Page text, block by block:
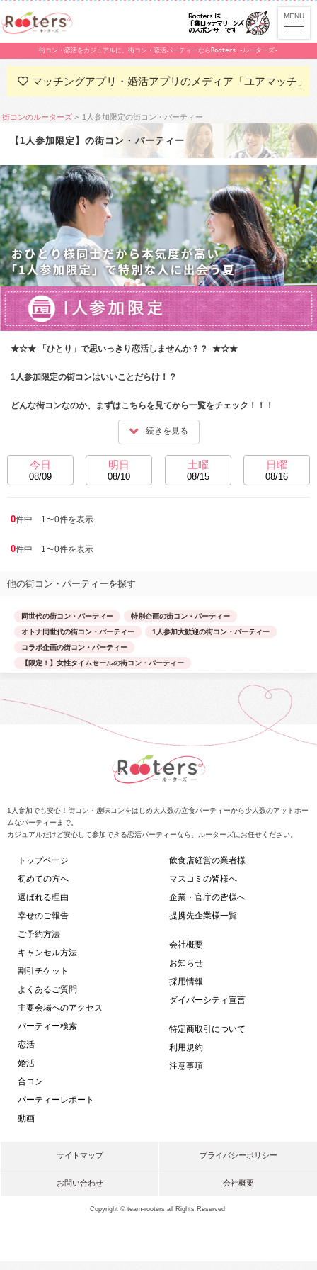
街コン・恋活をカジュアルに。街コン・恋活パーティーならRooters -ルーターズ-
マッチングアプリ・婚活アプリのメディア「ユアマッチ」
街コンのルーターズ 1人参加限定の街コン・パーティー
【1人参加限定】の街コン・パーティー
★☆★ 「ひとり」で思いっきり恋活しませんか？？  ★☆★
1人参加限定の街コンはいいことだらけ！？
どんな街コンなのか、まずはこちらを見てから一覧をチェック！！！
続きを見る
今日
08/09
明日
08/10
土曜
08/15
日曜
08/16
0件中 1〜0件を表示
0件中 1〜0件を表示
他の街コン・パーティーを探す
同世代の街コン・パーティー
特別企画の街コン・パーティー
オトナ同世代の街コン・パーティー
1人参加大歓迎の街コン・パーティー
コラボ企画の街コン・パーティー
【限定！】女性タイムセールの街コン・パーティー
1人参加でも安心！街コン・趣味コンをはじめ大人数の立食パーティーから少人数のアットホー
ムなパーティーまで。
カジュアルだけど安心して参加できる恋活パーティーなら、ルーターズにお任せください。
トップページ
初めての方へ
選ばれる理由
幸せのご報告
ご予約方法
キャンセル方法
割引チケット
よくあるご質問
主要会場へのアクセス
パーティー検索
恋活
婚活
合コン
パーティーレポート
動画
飲食店経営の業者様
マスコミの皆様へ
企業・官庁の皆様へ
提携先企業様一覧
会社概要
お知らせ
採用情報
ダイバーシティ宣言
特定商取引について
利用規約
注意事項
サイトマップ プライバシーポリシー
お問い合わせ 会社概要
Copyright © team-rooters all Rights Reserved.